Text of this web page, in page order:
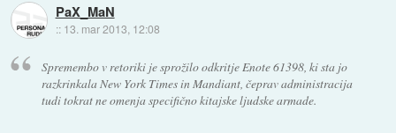
PaX_MaN
:: 13. mar 2013, 12:08
Spremembo v retoriki je sprožilo odkritje Enote 61398, ki sta jo
razkrinkala New York Times in Mandiant, čeprav administracija
tudi tokrat ne omenja specifično kitajske ljudske armade.